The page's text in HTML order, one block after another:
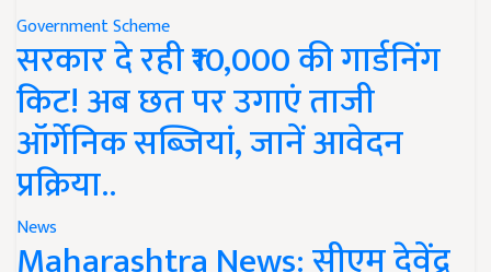
Government Scheme
सरकार दे रही ₹10,000 की गार्डनिंग
किट! अब छत पर उगाएं ताजी
ऑर्गेनिक सब्जियां, जानें आवेदन
प्रक्रिया..
News